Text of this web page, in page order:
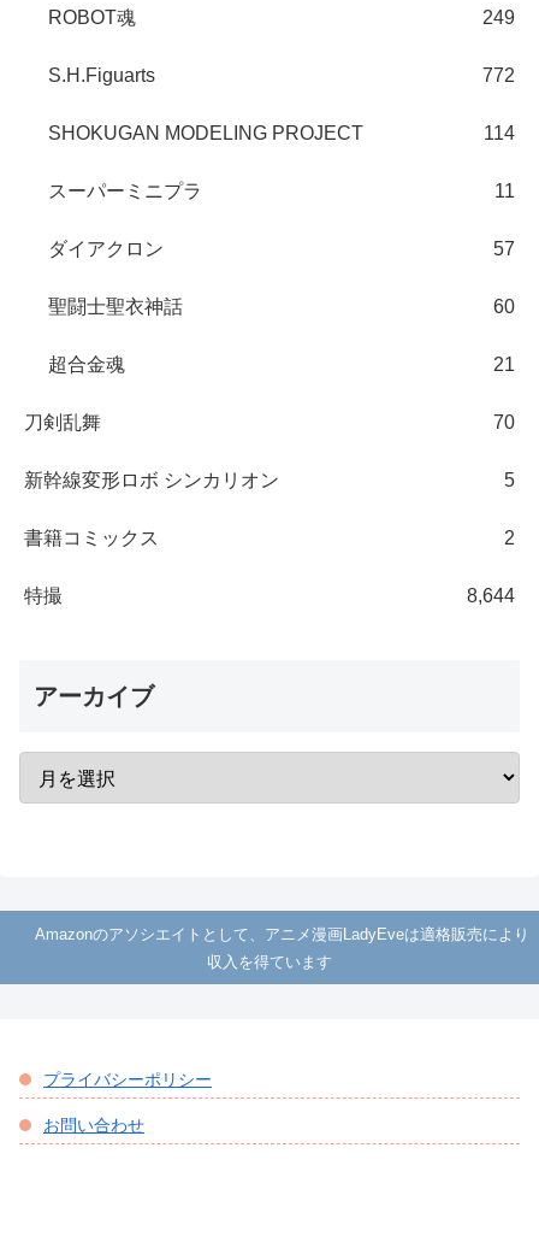
ROBOT魂 249
S.H.Figuarts 772
SHOKUGAN MODELING PROJECT 114
スーパーミニプラ 11
ダイアクロン 57
聖闘士聖衣神話 60
超合金魂 21
刀剣乱舞 70
新幹線変形ロボ シンカリオン 5
書籍コミックス 2
特撮 8,644
アーカイブ
Amazonのアソシエイトとして、アニメ漫画LadyEveは適格販売により
収入を得ています
プライバシーポリシー
お問い合わせ